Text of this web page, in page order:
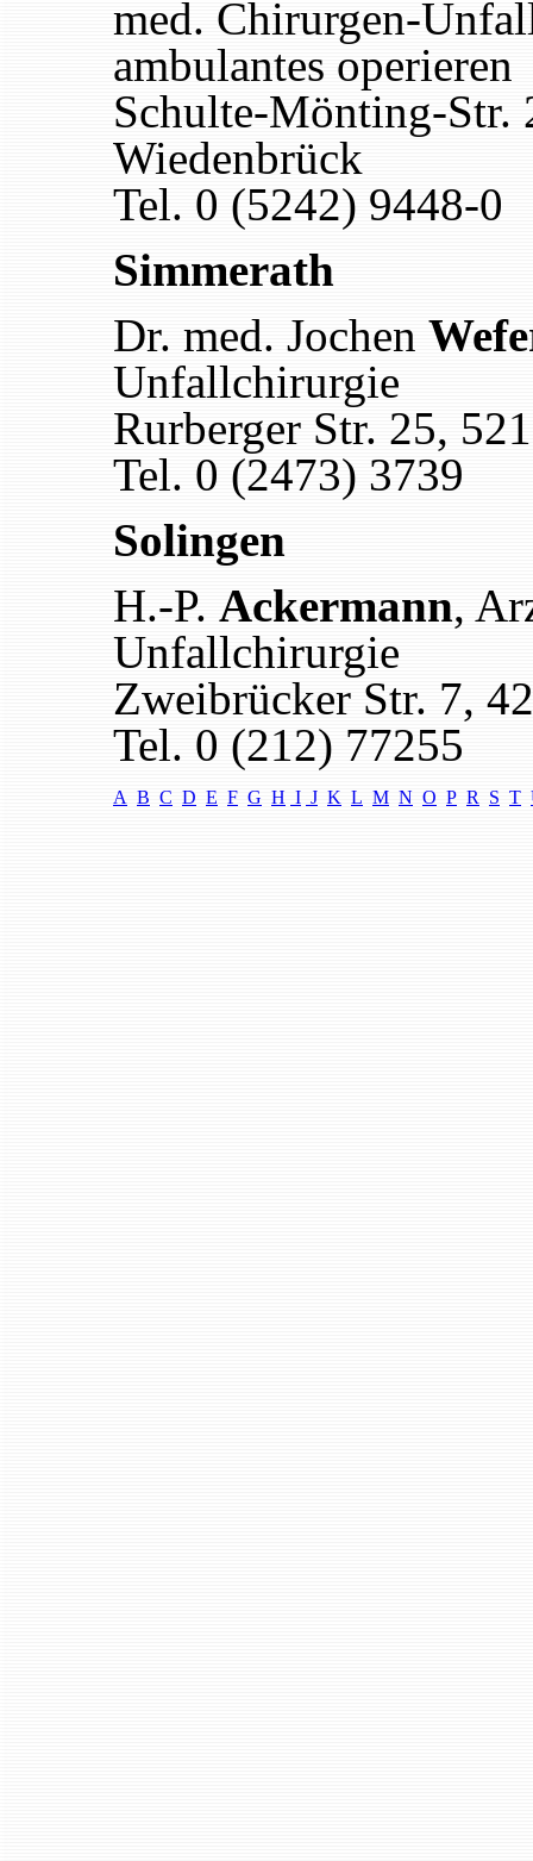
med. Chirurgen-
ambulantes operieren
Schulte-Mönting-Str.
Wiedenbrück
Tel. 0 (5242) 9448-0
Simmerath
Dr. med. Jochen
Unfallchirurgie
Rurberger Str. 25,
Tel. 0 (2473) 3739
Solingen
H.-P. Ackermann,
Unfallchirurgie
Zweibrücker Str. 7,
Tel. 0 (212) 77255
A B C D E F G H I J K L M N O P R S T